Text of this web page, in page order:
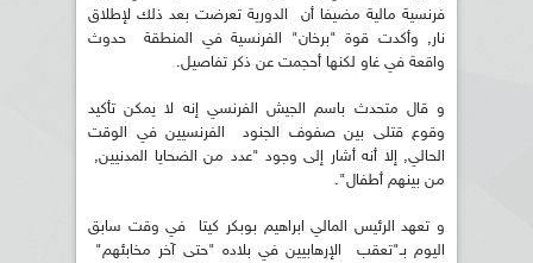
فرنسية مالية مضيفا أن الدورية تعرضت بعد ذلك لإطلاق
نار, وأكدت قوة "برخان" الفرنسية في المنطقة حدوث
واقعة في غاو لكنها أحجمت عن ذكر تفاصيل.
و قال متحدث باسم الجيش الفرنسي إنه لا يمكن تأكيد
وقوع قتلى بين صفوف الجنود الفرنسيين في الوقت
الحالي, إلا أنه أشار إلى وجود "عدد من الضحايا المدنيين,
من بينهم أطفال".
و تعهد الرئيس المالي ابراهيم بوبكر كيتا في وقت سابق
اليوم بـ"تعقب الإرهابيين في بلاده "حتى آخر مخابئهم"